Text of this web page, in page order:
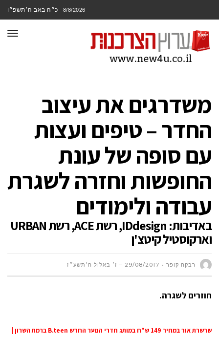
8/8/2026 כ״ה באב ה׳תשפ״ו
משדרגים את עיצוב
החדר – טיפים ועצות
עם סופה של עונת
החופשות וחזרה לשגרת
עבודה ולימודים
באדיבות: IDdesign, רשת ACE, רשת URBAN
וארקוסטיל קיטצ'ן
רבקה קופר 29/08/2017 – ז׳ באלול ה׳תשע״ז
חוזרים לשגרה.
שרשרת אור במחיר 149 ש"ח במותג חדרי הנוער החדש B.teen ברמת השרון |